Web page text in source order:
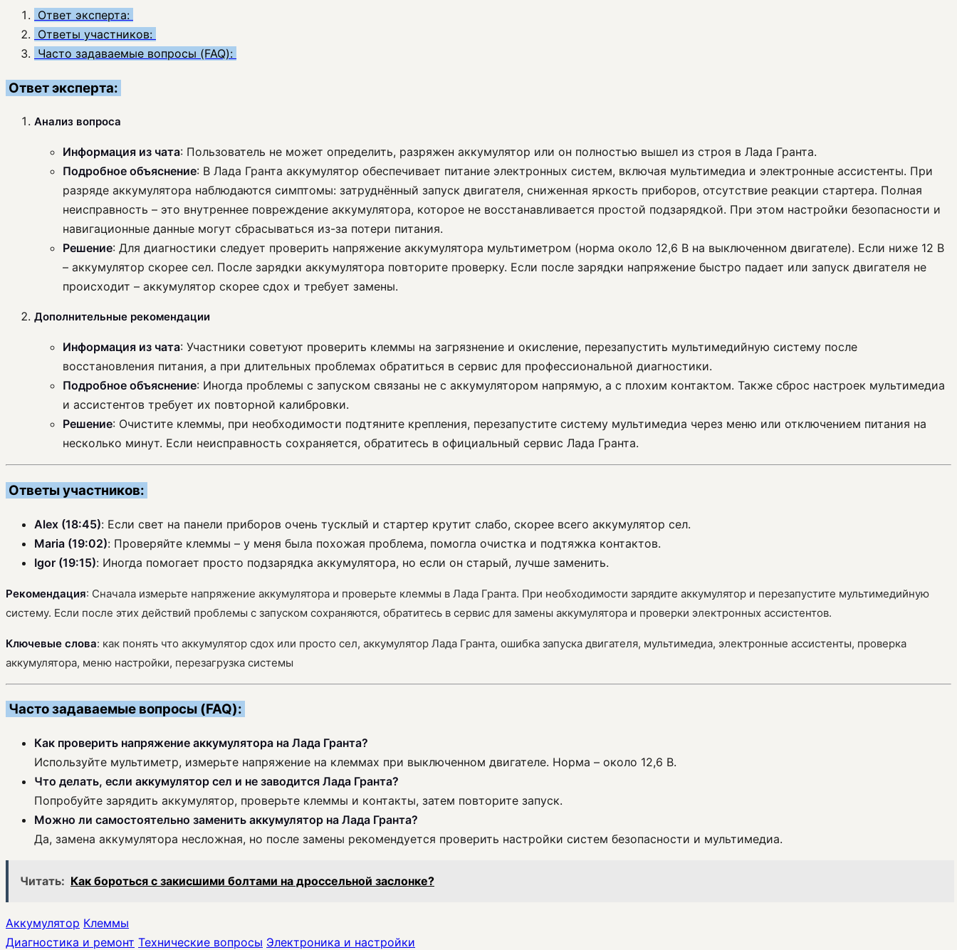
Ответ эксперта:
Ответы участников:
Часто задаваемые вопросы (FAQ):
Ответ эксперта:
Анализ вопроса
Информация из чата: Пользователь не может определить, разряжен аккумулятор или он полностью вышел из строя в Лада Гранта.
Подробное объяснение: В Лада Гранта аккумулятор обеспечивает питание электронных систем, включая мультимедиа и электронные ассистенты. При
разряде аккумулятора наблюдаются симптомы: затруднённый запуск двигателя, сниженная яркость приборов, отсутствие реакции стартера. Полная
неисправность – это внутреннее повреждение аккумулятора, которое не восстанавливается простой подзарядкой. При этом настройки безопасности и
навигационные данные могут сбрасываться из-за потери питания.
Решение: Для диагностики следует проверить напряжение аккумулятора мультиметром (норма около 12,6 В на выключенном двигателе). Если ниже 12 В
– аккумулятор скорее сел. После зарядки аккумулятора повторите проверку. Если после зарядки напряжение быстро падает или запуск двигателя не
происходит – аккумулятор скорее сдох и требует замены.
Дополнительные рекомендации
Информация из чата: Участники советуют проверить клеммы на загрязнение и окисление, перезапустить мультимедийную систему после
восстановления питания, а при длительных проблемах обратиться в сервис для профессиональной диагностики.
Подробное объяснение: Иногда проблемы с запуском связаны не с аккумулятором напрямую, а с плохим контактом. Также сброс настроек мультимедиа
и ассистентов требует их повторной калибровки.
Решение: Очистите клеммы, при необходимости подтяните крепления, перезапустите систему мультимедиа через меню или отключением питания на
несколько минут. Если неисправность сохраняется, обратитесь в официальный сервис Лада Гранта.
Ответы участников:
Alex (18:45): Если свет на панели приборов очень тусклый и стартер крутит слабо, скорее всего аккумулятор сел.
Maria (19:02): Проверяйте клеммы – у меня была похожая проблема, помогла очистка и подтяжка контактов.
Igor (19:15): Иногда помогает просто подзарядка аккумулятора, но если он старый, лучше заменить.
Рекомендация: Сначала измерьте напряжение аккумулятора и проверьте клеммы в Лада Гранта. При необходимости зарядите аккумулятор и перезапустите мультимедийную
систему. Если после этих действий проблемы с запуском сохраняются, обратитесь в сервис для замены аккумулятора и проверки электронных ассистентов.
Ключевые слова: как понять что аккумулятор сдох или просто сел, аккумулятор Лада Гранта, ошибка запуска двигателя, мультимедиа, электронные ассистенты, проверка
аккумулятора, меню настройки, перезагрузка системы
Часто задаваемые вопросы (FAQ):
Как проверить напряжение аккумулятора на Лада Гранта?
Используйте мультиметр, измерьте напряжение на клеммах при выключенном двигателе. Норма – около 12,6 В.
Что делать, если аккумулятор сел и не заводится Лада Гранта?
Попробуйте зарядить аккумулятор, проверьте клеммы и контакты, затем повторите запуск.
Можно ли самостоятельно заменить аккумулятор на Лада Гранта?
Да, замена аккумулятора несложная, но после замены рекомендуется проверить настройки систем безопасности и мультимедиа.
Читать: Как бороться с закисшими болтами на дроссельной заслонке?
Аккумулятор Клеммы
Диагностика и ремонт Технические вопросы Электроника и настройки